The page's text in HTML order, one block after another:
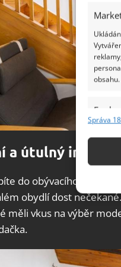
obsahu.
Funkce
Správa
a útulný interiér
do obývacího pokoje,
obydlí dost
měli vkus na výběr